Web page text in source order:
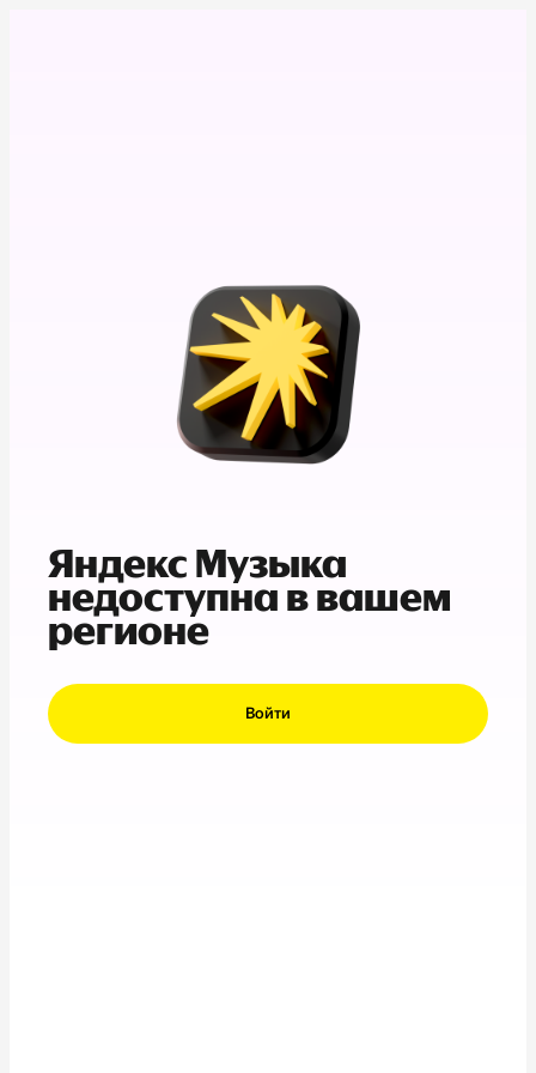
Яндекс Музыка
недоступна в вашем
регионе
Войти